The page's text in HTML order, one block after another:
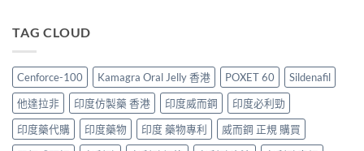
辨
購
買
指
南〉
中
POXET-
原
廠
比
較
及
正
買
Super
Tadarise
雙
效
片
效
2026：
士
必
睇
的
印
糖
馬
糖
邊
隻
好？
成
TAG CLOUD
Cenforce-100 Kamagra Oral Jelly 香港 POXET 60
Sildenafil
他達拉非
印度仿製藥 香港 印度威而鋼
印度必利勁
印度藥代購
印度藥物 印度 藥物專利
威而鋼 正規 購買